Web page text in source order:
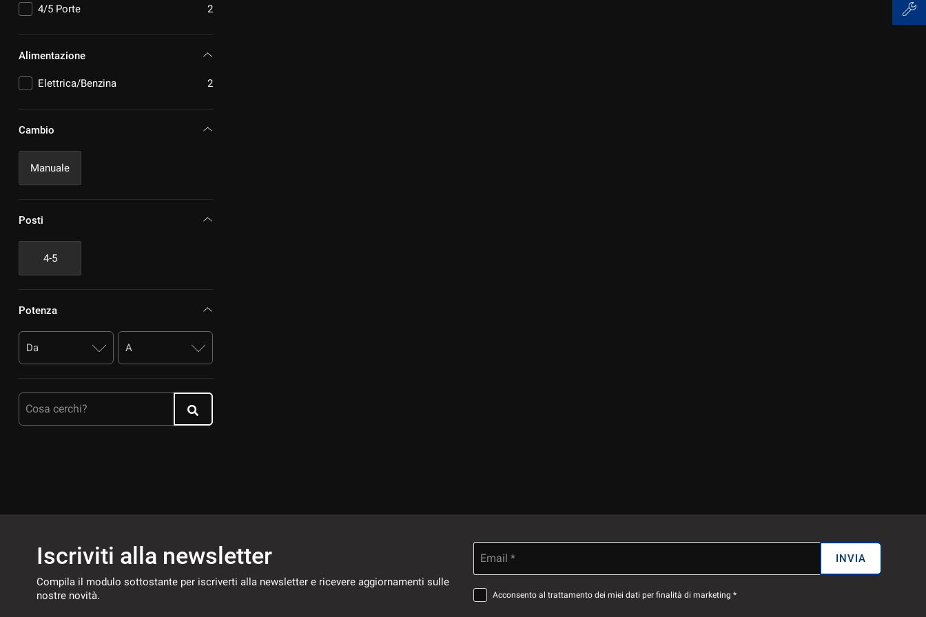
PEUGEOT
3
SUZUKI
6
VOLKSWAGEN
2
4/5 Porte 2
Alimentazione
Elettrica/Benzina 2
Cambio
Manuale
Posti
4-5
Potenza
Cosa cerchi?
Iscriviti alla newsletter
Compila il modulo sottostante per iscriverti alla newsletter e ricevere aggiornamenti sulle
nostre novità.
Email * INVIA
Acconsento al trattamento dei miei dati per finalità di marketing *